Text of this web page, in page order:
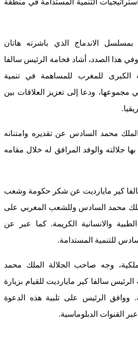
بمسلسل الاندماج الذي باشرته هاتان
وفي هذا الصدد، أشاد فخامة الرئيس سالفا
الكبرى للمغرب للمساهمة في تنمية
مجموعها، ودعا إلى تعزيز العلاقات بين
محمد السادس عن تقديره وامتنانه
جلالته والوفد المرافق له خلال مقامه
كير مايارديت عن شكر حكومة وشعب
محمد السادس وللشعب المغربي على
الطبية والانسانية الكريمة. كما عبر عن
للتنمية المستدامة.
وجه صاحب الجلالة الملك محمد
سالفا كير مايارديت للقيام بزيارة
ووافق الرئيس على تلبية هذه الدعوة
القنوات الدبلوماسية.